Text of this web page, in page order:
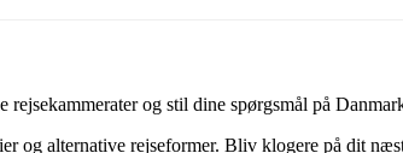
og stil dine spørgsmål på
alternative rejseformer. Bliv klogere på dit